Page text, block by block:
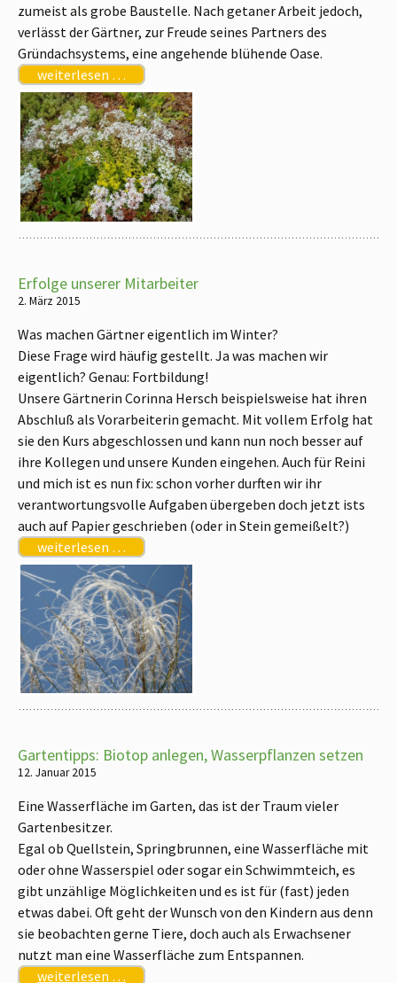
zumeist als grobe Baustelle. Nach getaner Arbeit jedoch,
verlässt der Gärtner, zur Freude seines Partners des
Gründachsystems, eine angehende blühende Oase.
weiterlesen …
Erfolge unserer Mitarbeiter
2. März 2015
Was machen Gärtner eigentlich im Winter?
Diese Frage wird häufig gestellt. Ja was machen wir
eigentlich? Genau: Fortbildung!
Unsere Gärtnerin Corinna Hersch beispielsweise hat ihren
Abschluß als Vorarbeiterin gemacht. Mit vollem Erfolg hat
sie den Kurs abgeschlossen und kann nun noch besser auf
ihre Kollegen und unsere Kunden eingehen. Auch für Reini
und mich ist es nun fix: schon vorher durften wir ihr
verantwortungsvolle Aufgaben übergeben doch jetzt ists
auch auf Papier geschrieben (oder in Stein gemeißelt?)
weiterlesen …
Gartentipps: Biotop anlegen, Wasserpflanzen setzen
12. Januar 2015
Eine Wasserfläche im Garten, das ist der Traum vieler
Gartenbesitzer.
Egal ob Quellstein, Springbrunnen, eine Wasserfläche mit
oder ohne Wasserspiel oder sogar ein Schwimmteich, es
gibt unzählige Möglichkeiten und es ist für (fast) jeden
etwas dabei. Oft geht der Wunsch von den Kindern aus denn
sie beobachten gerne Tiere, doch auch als Erwachsener
nutzt man eine Wasserfläche zum Entspannen.
weiterlesen …